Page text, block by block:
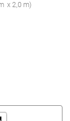
x 2,0 m)